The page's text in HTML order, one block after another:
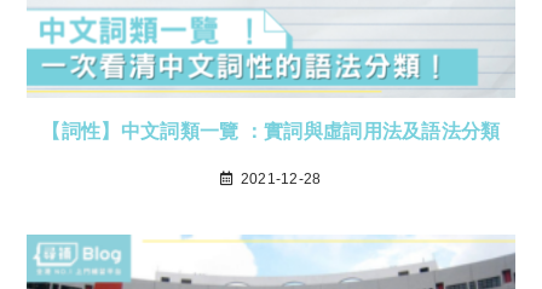
【詞性】中文詞類一覽 ：實詞與虛詞用法及語法分類
2021-12-28